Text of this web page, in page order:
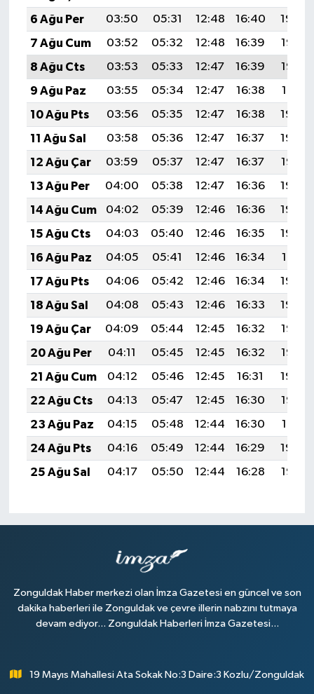
6 Ağu Per
03:50 05:31 12:48 16:40
19:54
7 Ağu Cum
03:52 05:32 12:48 16:39
19:53
8 Ağu Cts
03:53 05:33 12:47 16:39
19:52
9 Ağu Paz
03:55 05:34 12:47 16:38
19:51
10 Ağu Pts
03:56 05:35 12:47 16:38
19:49
11 Ağu Sal
03:58 05:36 12:47 16:37
19:48
12 Ağu Çar
03:59 05:37 12:47 16:37
19:47
13 Ağu Per
04:00 05:38 12:47 16:36
19:46
14 Ağu Cum
04:02 05:39 12:46 16:36
19:44
15 Ağu Cts
04:03 05:40 12:46 16:35
19:43
16 Ağu Paz
04:05 05:41 12:46 16:34
19:41
17 Ağu Pts
04:06 05:42 12:46 16:34
19:40
18 Ağu Sal
04:08 05:43 12:46 16:33
19:39
19 Ağu Çar
04:09 05:44 12:45 16:32
19:37
20 Ağu Per
04:11 05:45 12:45 16:32
19:36
21 Ağu Cum
04:12 05:46 12:45 16:31
19:34
22 Ağu Cts
04:13 05:47 12:45 16:30
19:33
23 Ağu Paz
04:15 05:48 12:44 16:30
19:31
24 Ağu Pts
04:16 05:49 12:44 16:29
19:30
25 Ağu Sal
04:17 05:50 12:44 16:28 19:28
Zonguldak Haber merkezi olan İmza Gazetesi en güncel ve son
dakika haberleri ile Zonguldak ve çevre illerin nabzını tutmaya
devam ediyor... Zonguldak Haberleri İmza Gazetesi...
19 Mayıs Mahallesi Ata Sokak No:3 Daire:3 Kozlu/Zonguldak